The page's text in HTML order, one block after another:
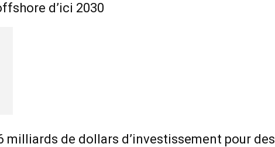
d’ici 2030
milliards de dollars d’investissement pour des